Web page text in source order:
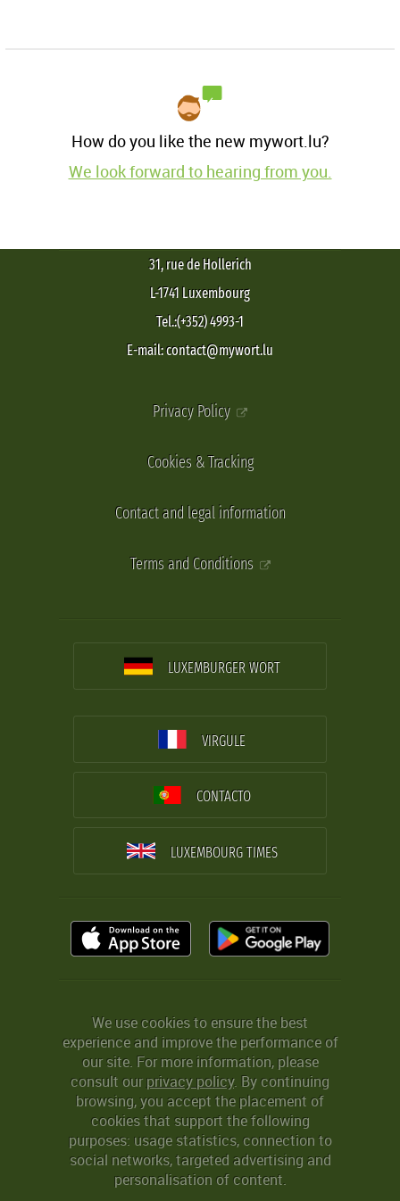
How do you like the new mywort.lu?
We look forward to hearing from you.
31, rue de Hollerich
L-1741 Luxembourg
Tel.:(+352) 4993-1
E-mail: contact@mywort.lu
Privacy Policy
Cookies & Tracking
Contact and legal information
Terms and Conditions
LUXEMBURGER WORT
VIRGULE
CONTACTO
LUXEMBOURG TIMES
We use cookies to ensure the best
experience and improve the performance of
our site. For more information, please
consult ourprivacy policy. By continuing
browsing, you accept the placement of
cookies that support the following
purposes: usage statistics, connection to
social networks, targeted advertising and
personalisation of content.